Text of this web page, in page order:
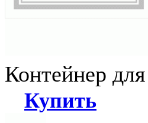
Контейнер
Купить